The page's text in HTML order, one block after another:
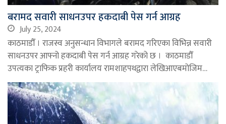
बरामद सवारी साधनउपर हकदाबी पेस गर्न आग्रह
July 25, 2024
काठमाडौँ । राजस्व अनुसन्धान विभागले बरामद गरिएका विभिन्न सवारी
साधनउपर आफ्नो हकदाबी पेस गर्न आग्रह गरेको छ । काठमाडौँ
उपत्यका ट्राफिक प्रहरी कार्यालय रामशाहपथद्वारा लेखिआएबमोजिम…